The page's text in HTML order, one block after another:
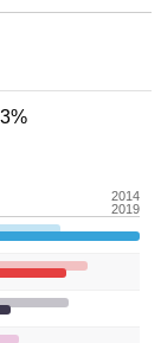
2014
2019